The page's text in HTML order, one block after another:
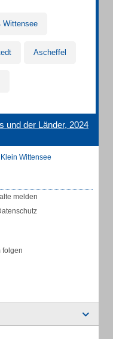
Wittensee
Ascheffel
und der Länder, 2024
Klein Wittensee
melden
folgen